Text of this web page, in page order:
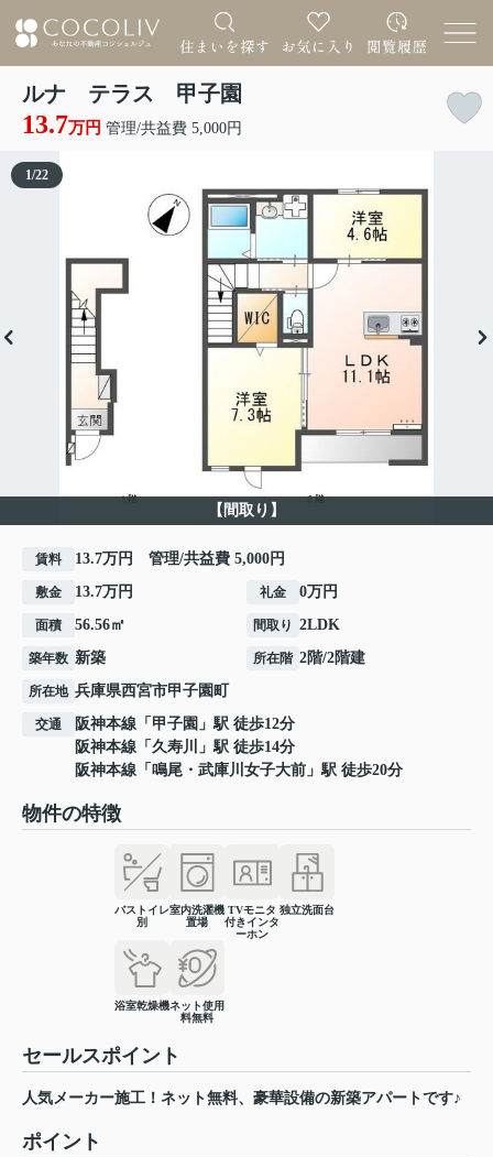
ルナ テラス 甲子園
13.7万円 管理/共益費 5,000円
【間取り】
1/22
賃料 13.7万円 管理/共益費 5,000円
敷金 13.7万円 礼金 0万円
面積 56.56㎡ 間取り 2LDK
築年数 新築 所在階 2階/2階建
所在地 兵庫県西宮市甲子園町
交通 阪神本線 「 甲子園 」駅 徒歩12分
阪神本線 「 久寿川
」駅 徒歩14分
阪神本線 「 鳴尾・武庫川女子大前 」駅 徒歩20分
物件の特徴
バストイレ
別
室内洗濯機
置場
TVモニタ
付きインタ
ーホン
独立洗面台
浴室乾燥機ネット使用
料無料
セールスポイント
人気メーカー施工！ネット無料、豪華設備の新築アパートです♪
ポイント